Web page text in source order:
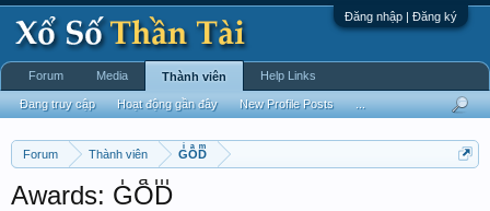
Đăng nhập | Đăng ký
Forum Thành viên GͥOͣDͫ
Awards: GͥOͣDͫ
Forum Media Thành viên
Đang truy cập Hoạt động gần đây New Profile Posts
Help Links